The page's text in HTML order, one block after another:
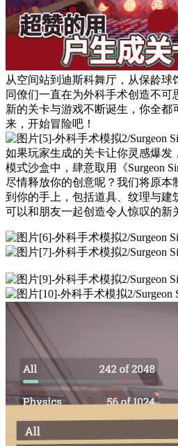
从空间站到迪斯科舞厅，从保龄球
同僚们一直在为外科手术创造不
新的关卡与游戏不断诞生，你全都
来，开始冒险吧！
如果玩家生成的关卡让你灵感爆发
模式沙盒中，肆意取用《Surgeon
尽情释放你的创意呢？我们将原本
到你的手上，包括道具、纹理与建
可以和朋友一起创造令人惊叹的新